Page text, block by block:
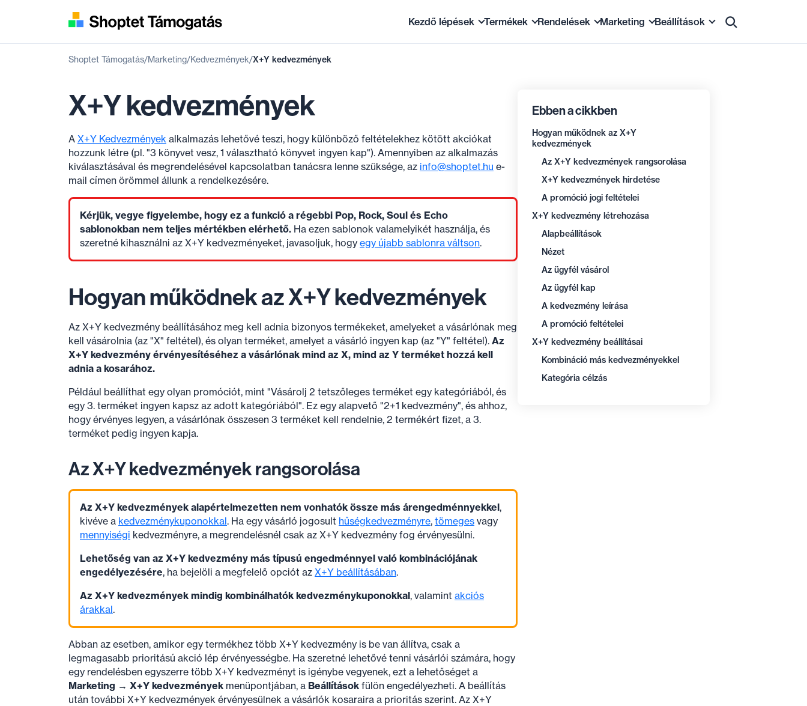
Kezdő lépések
GYIK
Áttérés a Shoptetre
Termékek
Termékbemutató
Értékesítés marketplace-eken
Rendelések
Szállítási módok
Fizetési módok
Statisztikák
Marketing
Értékesítési promóciók
Hírlevelek
Összekapcsolás
Beállítások
Tárhely és DNS rekordok
Shoptet Támogatás Marketing Kedvezmények X+Y kedvezmények
Ebben a cikkben
Hogyan működnek az X+Y
kedvezmények
Az X+Y kedvezmények rangsorolása
X+Y kedvezmények hirdetése
A promóció jogi feltételei
X+Y kedvezmény létrehozása
Alapbeállítások
Nézet
Az ügyfél vásárol
Az ügyfél kap
A kedvezmény leírása
A promóció feltételei
X+Y kedvezmény beállításai
Kombináció más kedvezményekkel
Kategória célzás
X+Y kedvezmények
A X+Y Kedvezmények alkalmazás lehetővé teszi, hogy különböző feltételekhez kötött akciókat
hozzunk létre (pl. "3 könyvet vesz, 1 választható könyvet ingyen kap"). Amennyiben az alkalmazás
kiválasztásával és megrendelésével kapcsolatban tanácsra lenne szüksége, az info@shoptet.hu e-
mail címen örömmel állunk a rendelkezésére.
Kérjük, vegye figyelembe, hogy ez a funkció a régebbi Pop, Rock, Soul és Echo
sablonokban nem teljes mértékben elérhető. Ha ezen sablonok valamelyikét használja, és
szeretné kihasználni az X+Y kedvezményeket, javasoljuk, hogy egy újabb sablonra váltson.
Hogyan működnek az X+Y kedvezmények
Az X+Y kedvezmény beállításához meg kell adnia bizonyos termékeket, amelyeket a vásárlónak meg
kell vásárolnia (az "X" feltétel), és olyan terméket, amelyet a vásárló ingyen kap (az "Y" feltétel). Az
X+Y kedvezmény érvényesítéséhez a vásárlónak mind az X, mind az Y terméket hozzá kell
adnia a kosarához.
Például beállíthat egy olyan promóciót, mint "Vásárolj 2 tetszőleges terméket egy kategóriából, és
egy 3. terméket ingyen kapsz az adott kategóriából". Ez egy alapvető "2+1 kedvezmény", és ahhoz,
hogy érvényes legyen, a vásárlónak összesen 3 terméket kell rendelnie, 2 termékért fizet, a 3.
terméket pedig ingyen kapja.
Az X+Y kedvezmények rangsorolása
Az X+Y kedvezmények alapértelmezetten nem vonhatók össze más árengedménnyekkel,
kivéve a kedvezménykuponokkal. Ha egy vásárló jogosult hűségkedvezményre, tömeges vagy
mennyiségi kedvezményre, a megrendelésnél csak az X+Y kedvezmény fog érvényesülni.
Lehetőség van az X+Y kedvezmény más típusú engedménnyel való kombinációjának
engedélyezésére, ha bejelöli a megfelelő opciót az X+Y beállításában.
Az X+Y kedvezmények mindig kombinálhatók kedvezménykuponokkal, valamint akciós
árakkal.
Abban az esetben, amikor egy termékhez több X+Y kedvezmény is be van állítva, csak a
legmagasabb prioritású akció lép érvényességbe. Ha szeretné lehetővé tenni vásárlói számára, hogy
egy rendelésben egyszerre több X+Y kedvezményt is igénybe vegyenek, ezt a lehetőséget a
Marketing → X+Y kedvezmények menüpontjában, a Beállítások fülön engedélyezheti. A beállítás
után további X+Y kedvezmények érvényesülnek a vásárlók kosaraira a prioritás szerint. Az X+Y